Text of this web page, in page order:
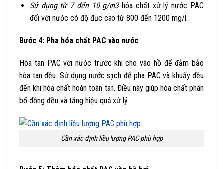
Sử dụng từ 7 đến 10 g/m3hóa chất xử lý nước PAC
đối với nước có độ đục cao từ 800 đến 1200 mg/l.
Bước 4: Pha hóa chất PAC vào nước
Hòa tan PAC với nước trước khi cho vào hồ để đảm bảo
hòa tan đều. Sử dụng nước sạch để pha PAC và khuấy đều
đến khi hóa chất hoàn toàn tan. Điều này giúp hóa chất phân
bố đồng đều và tăng hiệu quả xử lý.
Cần xác định liều lượng PAC phù hợp